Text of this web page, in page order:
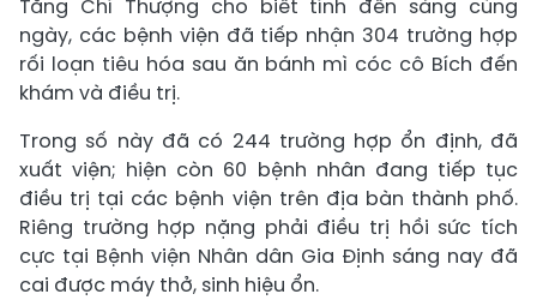
Tăng Chí Thượng cho biết tính đến sáng cùng
ngày, các bệnh viện đã tiếp nhận 304 trường hợp
rối loạn tiêu hóa sau ăn bánh mì cóc cô Bích đến
khám và điều trị.
Trong số này đã có 244 trường hợp ổn định, đã
xuất viện; hiện còn 60 bệnh nhân đang tiếp tục
điều trị tại các bệnh viện trên địa bàn thành phố.
Riêng trường hợp nặng phải điều trị hồi sức tích
cực tại Bệnh viện Nhân dân Gia Định sáng nay đã
cai được máy thở, sinh hiệu ổn.